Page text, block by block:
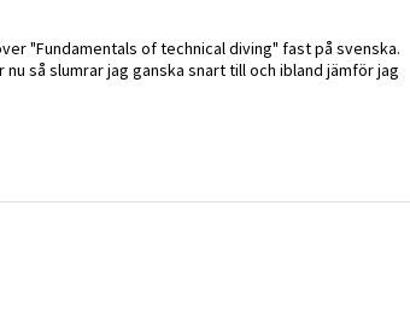
"Fundamentals of technical diving" fast på svenska.
så slumrar jag ganska snart till och ibland jämför jag